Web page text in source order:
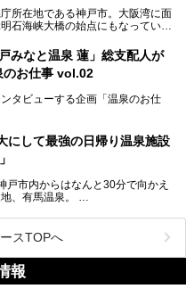
ップ。温泉やご当地グルメなどを
ルコースも紹介しているので、ぜ
所在地である神戸市。大阪湾に面
石海峡大橋の始点にもなっていま
に発展したハーバーランドなど、
押しです。
ら見ると、神戸市といえば何とい
ナブルに体験できる健康ランドや
。今回はそんな希望に沿う施設
みなと温泉 蓮」総支配人が
のお仕事 vol.02
タビューする企画「温泉のお仕
ベストオブ宿泊賞」に輝いた
力に迫りました！
にして最強の日帰り温泉施設
戸市内からはなんと30分で向かえ
、有馬温泉。
に加え、人工のの炭酸泉まで楽し
もいえる施設です。
にその魅力の数々を紹介します！
スTOPへ
報